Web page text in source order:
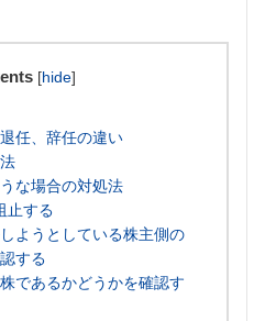
[hide]
任、辞任の違い
な場合の対処法
止する
ようとしている株主側の
する
であるかどうかを確認す